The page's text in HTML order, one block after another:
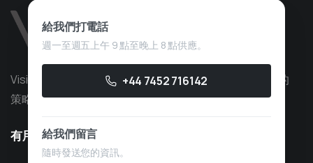
給我們打電話
週一至週五上午 9 點至晚上 8 點供應。
+44 7452 716142
給我們留言
隨時發送您的資訊。
Vision Quant 是一家量化交易服務公司，擁有超過 10 年的
策略開發經驗，專注於自營交易。
有用資訊